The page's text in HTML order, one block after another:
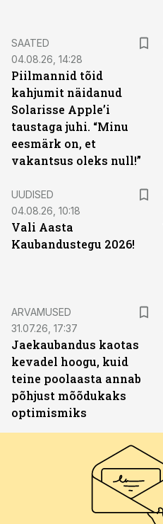
SAATED
04.08.26, 14:28
Piilmannid tõid
kahjumit näidanud
Solarisse Apple’i
taustaga juhi. “Minu
eesmärk on, et
vakantsus oleks null!”
UUDISED
04.08.26, 10:18
Vali Aasta
Kaubandustegu 2026!
ARVAMUSED
31.07.26, 17:37
Jaekaubandus kaotas
kevadel hoogu, kuid
teine poolaasta annab
põhjust mõõdukaks
optimismiks